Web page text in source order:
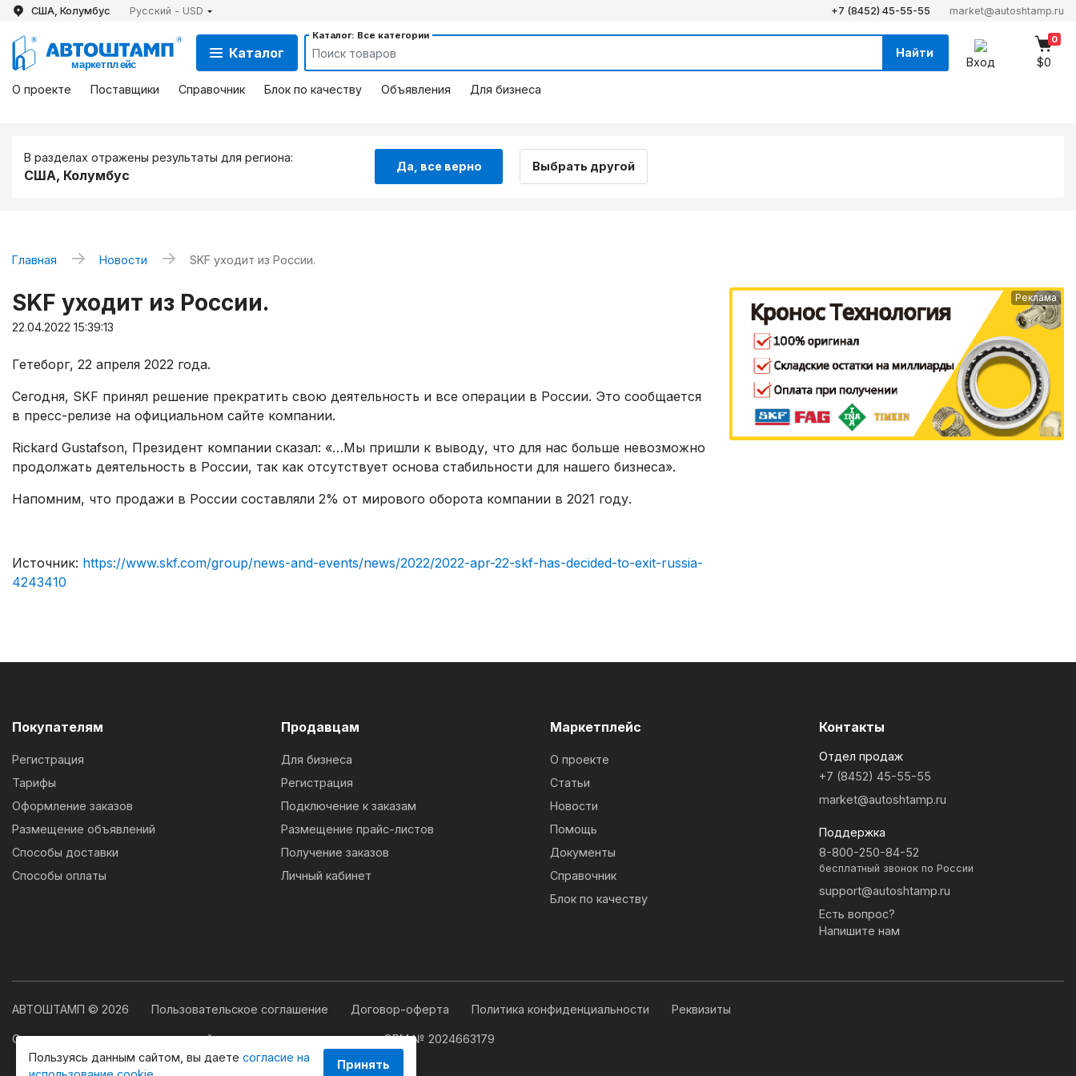
США, Колумбус Русский - USD +7 (8452) 45-55-55 market@autoshtamp.ru
Каталог
Каталог: Все категории
Найти
Вход
0
$0
О проекте
Поставщики Справочник Блок по качеству Объявления Для бизнеса
В разделах отражены результаты для региона:
США, Колумбус
Да, все верно Выбрать другой
Главная → Новости → SKF уходит из России.
SKF уходит из России.
22.04.2022 15:39:13
Гетеборг, 22 апреля 2022 года.
Сегодня, SKF принял решение прекратить свою деятельность и все операции в России. Это сообщается
в пресс-релизе на официальном сайте компании.
Rickard Gustafson, Президент компании сказал: «…Мы пришли к выводу, что для нас больше невозможно
продолжать деятельность в России, так как отсутствует основа стабильности для нашего бизнеса».
Напомним, что продажи в России составляли 2% от мирового оборота компании в 2021 году.
Источник: https://www.skf.com/group/news-and-events/news/2022/2022-apr-22-skf-has-decided-to-exit-russia-
4243410
Реклама
Пользуясь данным сайтом, вы даете согласие на
Принять
Покупателям
Регистрация
Тарифы
Оформление заказов
Размещение объявлений
Способы доставки
Способы оплаты
Продавцам
Для бизнеса
Регистрация
Подключение к заказам
Размещение прайс-листов
Получение заказов
Личный кабинет
Маркетплейс
О проекте
Статьи
Новости
Помощь
Документы
Справочник
Блок по качеству
Контакты
Отдел продаж
+7 (8452) 45-55-55
market@autoshtamp.ru
Поддержка
8-800-250-84-52
бесплатный звонок по России
support@autoshtamp.ru
Есть вопрос?
Напишите нам
АВТОШТАМП © 2026 Пользовательское соглашение Договор-оферта Политика конфиденциальности Реквизиты
Свидетельство о государственной регистрации программы для ЭВМ № 2024663179